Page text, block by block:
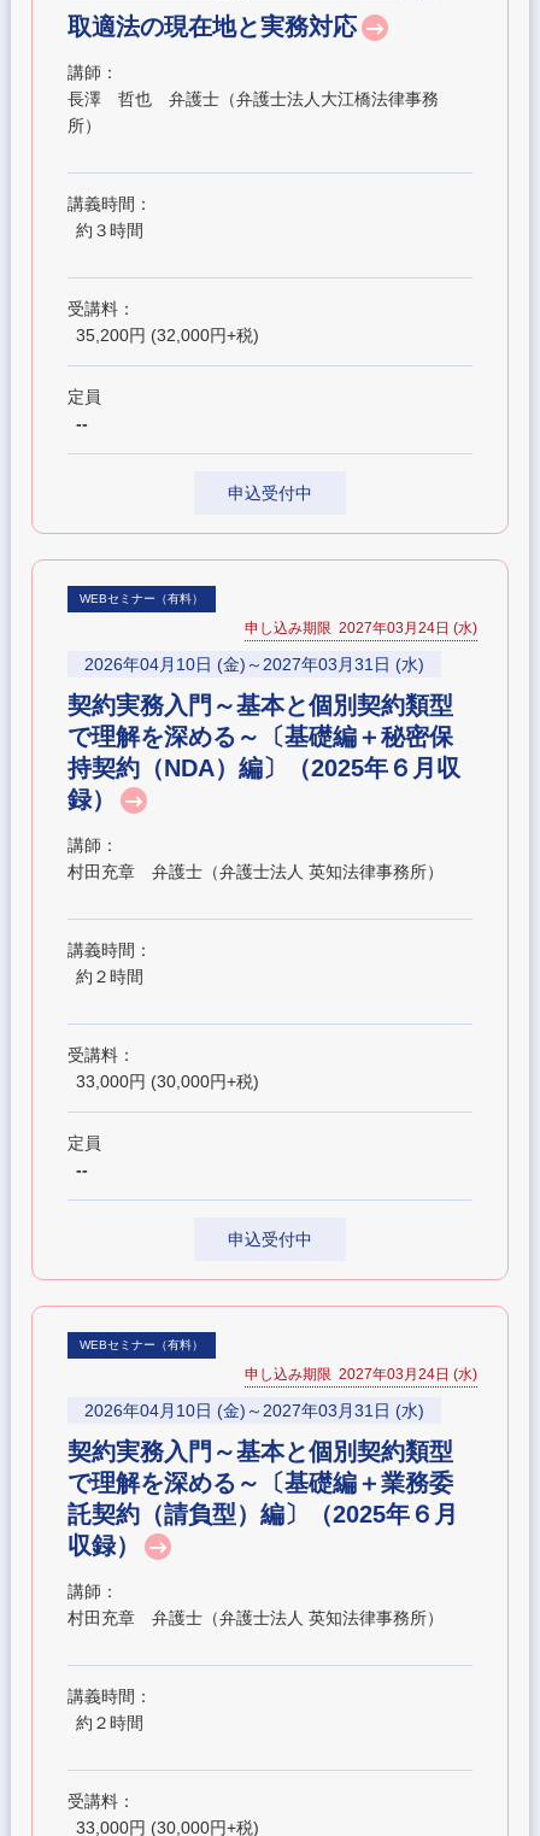
取適法の現在地と実務対応
講師：
長澤 哲也 弁護士（弁護士法人大江橋法律事務
所）
講義時間：
約３時間
受講料：
35,200円 (32,000円+税)
定員
--
申込受付中
WEBセミナー（有料）
申し込み期限 2027年03月24日 (水)
2026年04月10日 (金)～2027年03月31日 (水)
契約実務入門～基本と個別契約類型
で理解を深める～〔基礎編＋秘密保
持契約（NDA）編〕（2025年６月収
録）
講師：
村田充章 弁護士（弁護士法人 英知法律事務所）
講義時間：
約２時間
受講料：
33,000円 (30,000円+税)
定員
--
申込受付中
WEBセミナー（有料）
申し込み期限 2027年03月24日 (水)
2026年04月10日 (金)～2027年03月31日 (水)
契約実務入門～基本と個別契約類型
で理解を深める～〔基礎編＋業務委
託契約（請負型）編〕（2025年６月
収録）
講師：
村田充章 弁護士（弁護士法人 英知法律事務所）
講義時間：
約２時間
受講料：
33,000円 (30,000円+税)